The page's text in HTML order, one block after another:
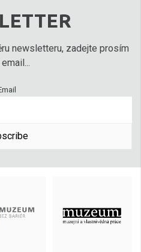
newsletteru, zadejte prosím